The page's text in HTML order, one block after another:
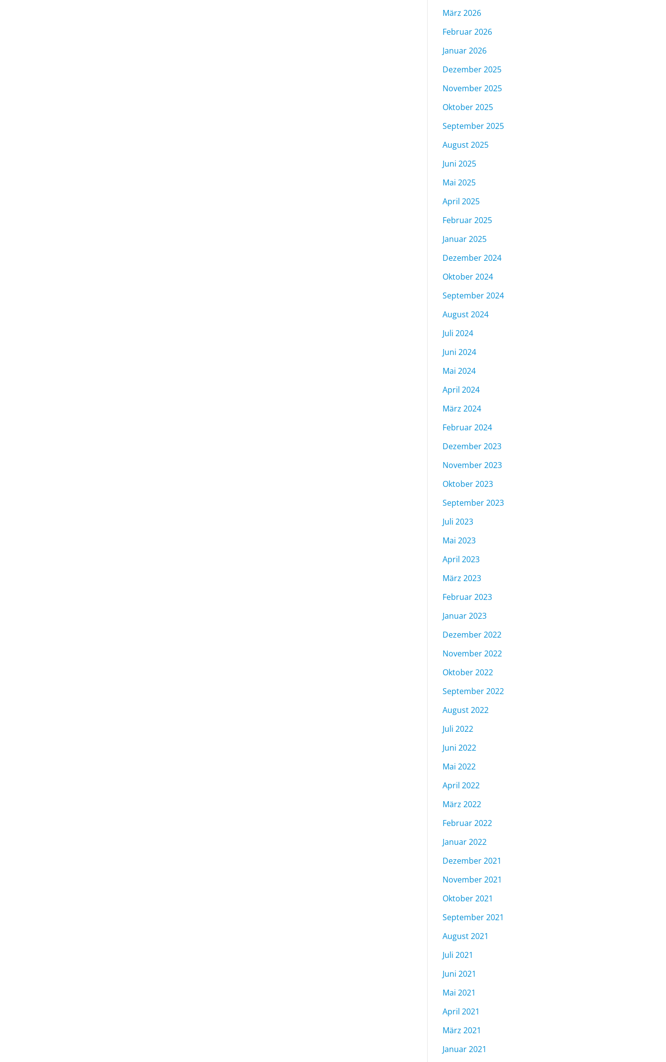
März 2026
Februar 2026
Januar 2026
Dezember 2025
November 2025
Oktober 2025
September 2025
August 2025
Juni 2025
Mai 2025
April 2025
Februar 2025
Januar 2025
Dezember 2024
Oktober 2024
September 2024
August 2024
Juli 2024
Juni 2024
Mai 2024
April 2024
März 2024
Februar 2024
Dezember 2023
November 2023
Oktober 2023
September 2023
Juli 2023
Mai 2023
April 2023
März 2023
Februar 2023
Januar 2023
Dezember 2022
November 2022
Oktober 2022
September 2022
August 2022
Juli 2022
Juni 2022
Mai 2022
April 2022
März 2022
Februar 2022
Januar 2022
Dezember 2021
November 2021
Oktober 2021
September 2021
August 2021
Juli 2021
Juni 2021
Mai 2021
April 2021
März 2021
Januar 2021